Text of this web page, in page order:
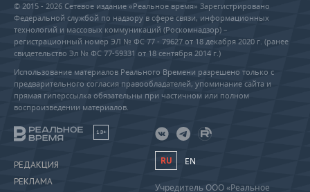
© 2015 - 2026 Сетевое издание «Реальное время» Зарегистрировано
Федеральной службой по надзору в сфере связи, информационных
технологий и массовых коммуникаций (Роскомнадзор) –
регистрационный номер ЭЛ № ФС 77 - 79627 от 18 декабря 2020 г. (ранее
свидетельство Эл № ФС 77-59331 от 18 сентября 2014 г.)
Использование материалов Реального Времени разрешено только с
предварительного согласия правообладателей, упоминание сайта и
прямая гиперссылка обязательны при частичном или полном
воспроизведении материалов.
18+
РЕДАКЦИЯ
РЕКЛАМА
RU EN
Учредитель ООО «Реальное